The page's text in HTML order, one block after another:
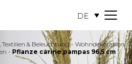
DE
M
e
n
u
Textilien & Beleuchtung- Wohndekoration
- Pflanze carine pampas 96,5 cm